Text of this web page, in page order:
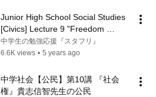
Junior High School Social Studies
[Civics] Lecture 9 "Freedom
Rights" Civics by Professor
Nobutom...
中学生の勉強応援『スタフリ』
6.6K views • 5 years ago
中学社会【公民】第10講 『社会
権』貴志信智先生の公民